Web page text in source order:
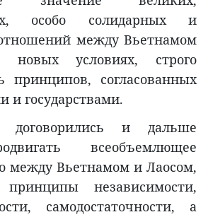
особо солидарных и
между Вьетнамом
условиях, строго
принципов, согласованных
и государствами.
договорились и дальше
всеобъемлющее
между Вьетнамом и Лаосом,
независимости,
самодостаточности, а